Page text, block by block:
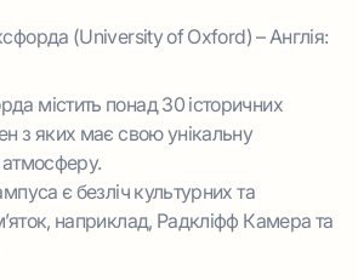
(University of Oxford) – Англія:
містить понад 30 історичних
з яких має свою унікальну
атмосферу.
є безліч культурних та
наприклад, Радкліфф Камера та